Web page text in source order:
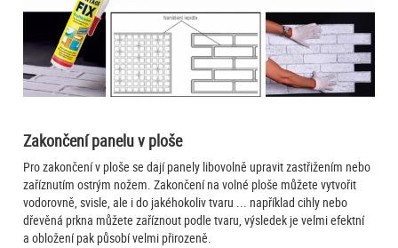
Zakončení panelu v ploše
Pro zakončení v ploše se dají panely libovolně upravit zastřižením nebo
zaříznutím ostrým nožem. Zakončení na volné ploše můžete vytvořit
vodorovně, svisle, ale i do jakéhokoliv tvaru ... například cihly nebo
dřevěná prkna můžete zaříznout podle tvaru, výsledek je velmi efektní
a obložení pak působí velmi přirozeně.